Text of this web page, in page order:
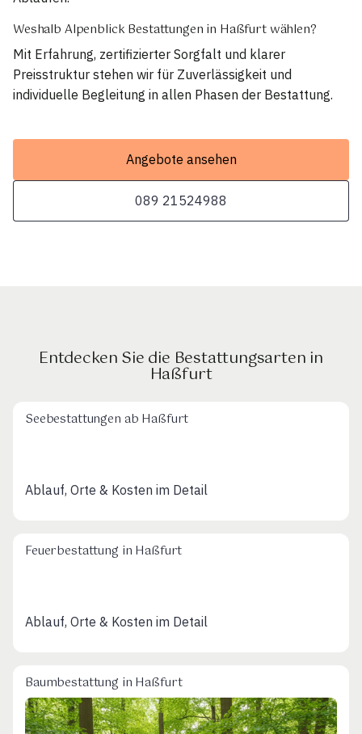
Weshalb Alpenblick Bestattungen in Haßfurt wählen?
Mit Erfahrung, zertifizierter Sorgfalt und klarer
Preisstruktur stehen wir für Zuverlässigkeit und
individuelle Begleitung in allen Phasen der Bestattung.
Angebote ansehen
089 21524988
Entdecken Sie die Bestattungsarten in
Haßfurt
Seebestattungen ab Haßfurt
Ablauf, Orte & Kosten im Detail
Feuerbestattung in Haßfurt
Ablauf, Orte & Kosten im Detail
Baumbestattung in Haßfurt